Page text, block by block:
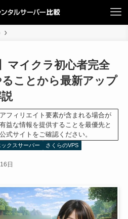
マイクラ初心者完全
ことから最新アップ
フィリエイト要素が含まれる場合が
益な情報を提供することを最優先と
式サイトをご確認ください。
ックスサーバー
さくらのVPS
日